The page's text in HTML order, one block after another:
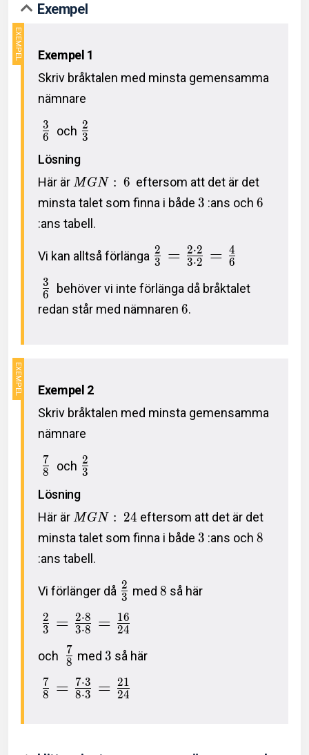
Exempel
Exempel 1
Skriv bråktalen med minsta gemensamma
nämnare
6
3 och 3
2
Lösning
Här är MGN : 6 eftersom att det är det
minsta talet som finna i både 3 :ans och 6
:ans tabell.
Vi kan alltså förlänga 3
2 = 3⋅2
2⋅2 = 6
4
6
3
behöver vi inte förlänga då bråktalet
redan står med nämnaren 6.
Exempel 2
Skriv bråktalen med minsta gemensamma
nämnare
8
7 och 3
2
Lösning
Här är MGN : 24 eftersom att det är det
minsta talet som finna i både 3 :ans och 8
:ans tabell.
Vi förlänger då 3
2 med 8 så här
3
2 = 3⋅8
2⋅8 = 24
16
och 8
7 med 3 så här
8
7 = 8⋅3
7⋅3 = 24
21